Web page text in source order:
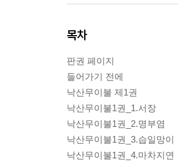
목차
판권 페이지
들어가기 전에
낙산무이불 제1권
낙산무이불1권_1.서장
낙산무이불1권_2.명부염
낙산무이불1권_3.습일망이
낙산무이불1권_4.마차지연